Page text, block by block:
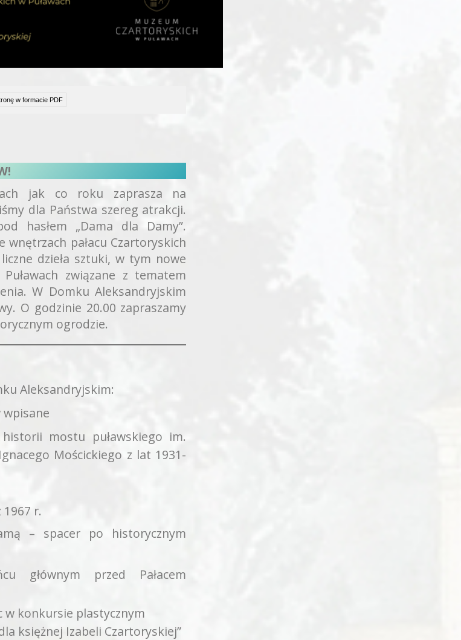
w formacie PDF
jak co roku zaprasza na
dla Państwa szereg atrakcji.
hasłem „Dama dla Damy”.
wnętrzach pałacu Czartoryskich
dzieła sztuki, w tym nowe
związane z tematem
W Domku Aleksandryjskim
O godzinie 20.00 zapraszamy
ogrodzie.
Aleksandryjskim:
wpisane
mostu puławskiego im.
Mościckiego z lat 1931-
r.
– spacer po historycznym
głównym przed Pałacem
w konkursie plastycznym
księżnej Izabeli Czartoryskiej”